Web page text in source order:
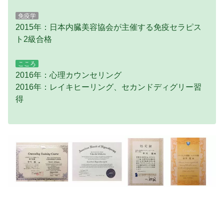
免疫学
2015年：日本内臓美容協会が主催する免疫セラピス
ト2級合格
こころ
2016年：心理カウンセリング
2016年：レイキヒーリング、セカンドディグリー習
得